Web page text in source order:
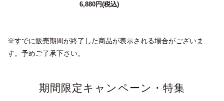
6,880円(税込)
※すでに販売期間が終了した商品が表示される場合がございま
す。予めご了承下さい。
期間限定キャンペーン・特集